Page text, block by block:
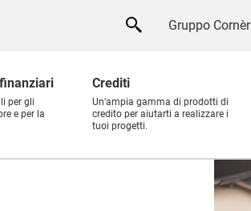
Gruppo Cornèr
per gli
e per la
Crediti
Un’ampia gamma di prodotti di
credito per aiutarti a realizzare i
tuoi progetti.